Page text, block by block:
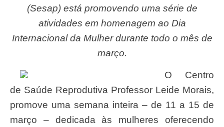
(Sesap) está promovendo uma série de
atividades em homenagem ao Dia
Internacional da Mulher durante todo o mês de
março.
O Centro
de Saúde Reprodutiva Professor Leide Morais,
promove uma semana inteira – de 11 a 15 de
março – dedicada às mulheres oferecendo